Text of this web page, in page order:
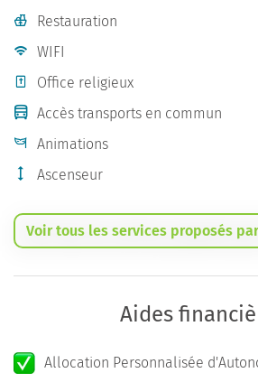
Restauration
WIFI
Office religieux
Accès transports en commun
Animations
Ascenseur
Voir tous les services proposés
Aides
Allocation Personnalisée